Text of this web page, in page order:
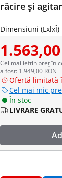
răcire și
Dimensiuni (LxlxÎ)
Cel mai ieftin preț în
a fost: 1.949,00 RON
Ofertă limitată
Cel mai mic
În stoc
LIVRARE